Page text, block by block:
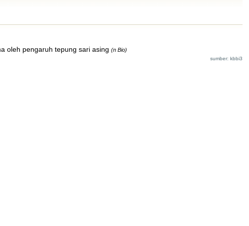
oleh pengaruh tepung sari asing (n Bio)
sumber: kbbi3